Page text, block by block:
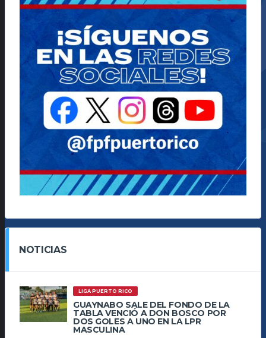
NOTICIAS
LIGA PUERTO RICO
GUAYNABO SALE DEL FONDO DE LA
TABLA VENCIÓ A DON BOSCO POR
DOS GOLES A UNO EN LA LPR
MASCULINA